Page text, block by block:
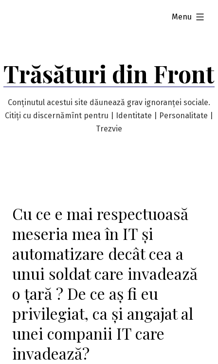
Trăsături din Front
Conținutul acestui site dăunează grav ignoranței sociale.
Citiți cu discernămînt pentru | Identitate | Personalitate |
Trezvie
Menu
expanded
Cu ce e mai respectuoasă
meseria mea în IT și
automatizare decât cea a
unui soldat care invadează
o țară ? De ce aș fi eu
privilegiat, ca și angajat al
unei companii IT care
invadează?